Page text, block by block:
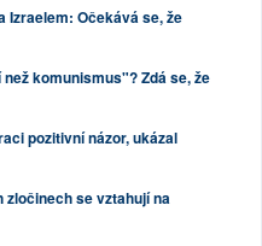
Izraelem: Očekává se, že
komunismus"? Zdá se, že
pozitivní názor, ukázal
se vztahují na